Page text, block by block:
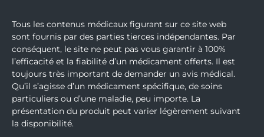
Tous les contenus médicaux figurant sur ce site web
sont fournis par des parties tierces indépendantes. Par
conséquent, le site ne peut pas vous garantir à 100%
l’efficacité et la fiabilité d’un médicament offerts. Il est
toujours très important de demander un avis médical.
Qu’il s’agisse d’un médicament spécifique, de soins
particuliers ou d’une maladie, peu importe. La
présentation du produit peut varier légèrement suivant
la disponibilité.